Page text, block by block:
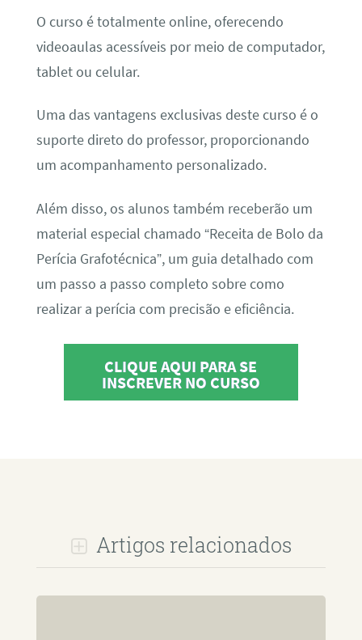
O curso é totalmente online, oferecendo
videoaulas acessíveis por meio de computador,
tablet ou celular.
Uma das vantagens exclusivas deste curso é o
suporte direto do professor, proporcionando
um acompanhamento personalizado.
Além disso, os alunos também receberão um
material especial chamado “Receita de Bolo da
Perícia Grafotécnica”, um guia detalhado com
um passo a passo completo sobre como
realizar a perícia com precisão e eficiência.
CLIQUE AQUI PARA SE
INSCREVER NO CURSO
Artigos relacionados